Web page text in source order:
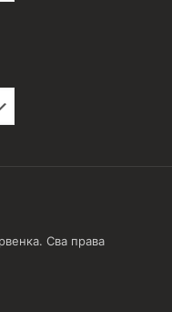
Сва права